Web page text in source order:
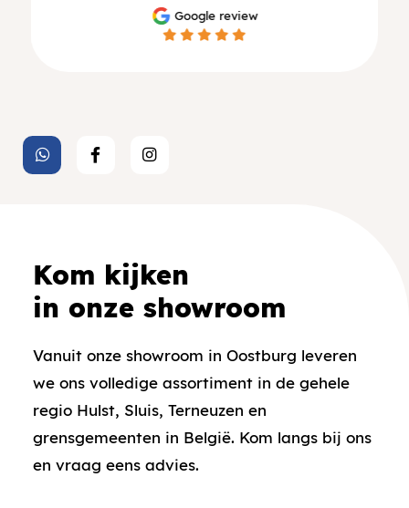
Google review
Kom kijken
in onze showroom
Vanuit onze showroom in Oostburg leveren
we ons volledige assortiment in de gehele
regio Hulst, Sluis, Terneuzen en
grensgemeenten in België. Kom langs bij ons
en vraag eens advies.